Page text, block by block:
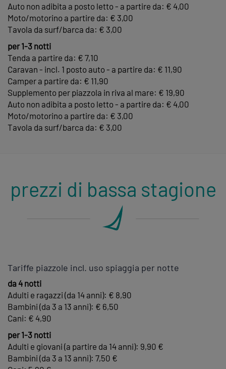
Auto non adibita a posto letto - a partire da: € 4,00
Moto/motorino a partire da: € 3,00
Tavola da surf/barca da: € 3,00
per 1-3 notti
Tenda a partire da: € 7,10
Caravan - incl. 1 posto auto - a partire da: € 11,90
Camper a partire da: € 11,90
Supplemento per piazzola in riva al mare: € 19,90
Auto non adibita a posto letto - a partire da: € 4,00
Moto/motorino a partire da: € 3,00
Tavola da surf/barca da: € 3,00
prezzi di bassa stagione
Tariffe piazzole incl. uso spiaggia per notte
da 4 notti
Adulti e ragazzi (da 14 anni): € 8,90
Bambini (da 3 a 13 anni): € 6,50
Cani: € 4,90
per 1-3 notti
Adulti e giovani (a partire da 14 anni): 9,90 €
Bambini (da 3 a 13 anni): 7,50 €